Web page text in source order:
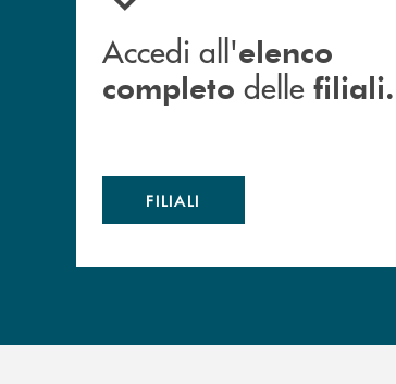
Accedi all'elenco
completo delle filiali.
FILIALI